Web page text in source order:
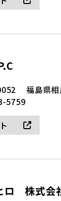
福島県
5759
ロ 株式会